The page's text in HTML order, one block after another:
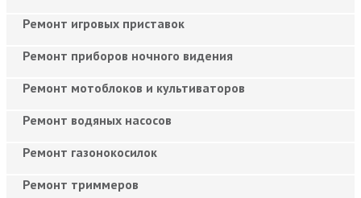
Ремонт игровых приставок
Ремонт приборов ночного видения
Ремонт мотоблоков и культиваторов
Ремонт водяных насосов
Ремонт газонокосилок
Ремонт триммеров